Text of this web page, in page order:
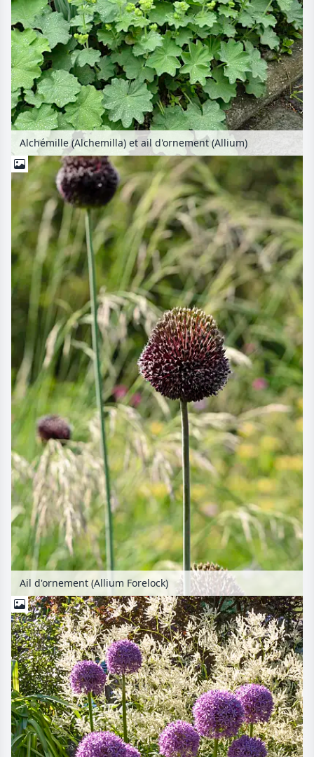
Alchémille (Alchemilla) et ail d'ornement (Allium)
Ail d'ornement (Allium Forelock)